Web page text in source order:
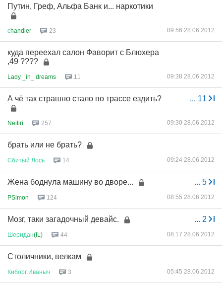
Путин, Греф, Альфа Банк и... наркотики
сhandler 23 09:56 28.06.2012
куда переехал салон Фаворит с Блюхера
,49 ????
Lady _in_ dreams 11 09:38 28.06.2012
... 11
А чё так страшно стало по трассе ездить?
Neitiri 257 09:30 28.06.2012
брать или не брать?
Сбитый Лось 14 09:24 28.06.2012
... 5
Жена боднула машину во дворе...
PSimon 124 08:55 28.06.2012
... 2
Мозг, таки загадочный девайс.
Шеридан(IL) 44 08:17 28.06.2012
Столичники, велкам
Киборг Иваныч 3 05:45 28.06.2012